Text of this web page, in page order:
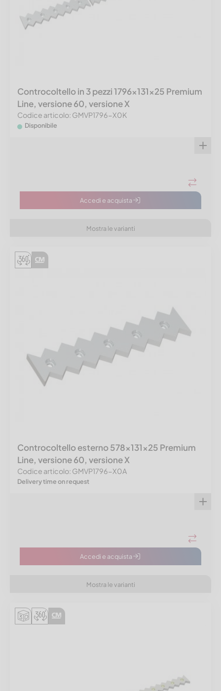
Controcoltello in 3 pezzi 1796x131x25 Premium
Line, versione 60, versione X
Codice articolo: GMVP1796-X0K
Disponibile
Accedi e acquista
Mostra le varianti
Controcoltello esterno 578x131x25 Premium
Line, versione 60, versione X
Codice articolo: GMVP1796-X0A
Delivery time on request
Accedi e acquista
Mostra le varianti